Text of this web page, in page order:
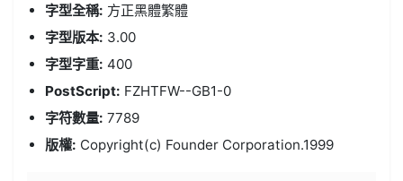
字型全稱: 方正黑體繁體
字型版本: 3.00
字型字重: 400
PostScript: FZHTFW--GB1-0
字符數量: 7789
版權: Copyright(c) Founder Corporation.1999